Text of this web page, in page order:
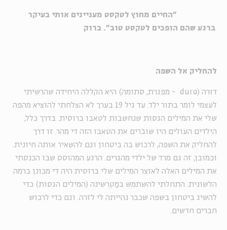
"החיים מחוץ לטקסט מעניינים אותי בעיקר
ברגע שהם הופכים לטקסט טוב". ברוק
להחליק אל השפה
דוּרה (dura - מפגרת, סתומה) היא הקללה היחידה שהרשיתי
לעצמי לומר בתור ילד. עד גיל 19 בערך לא הצלחתי להוציא מהפה
שלי את המילים הגסות שנחשבות לטאבו ברוסית. בדרך כלל,
הילדים העולים היו שוברים את הטאבו הזה די מהר. זו דרך
להחליק את השפה, לרכוש בה ביטחון וגם להשאיר אותה חיונית.
וכמובן, זה גם מרד של ילדי מהגרים. הרגע המהוסס שבו הכנסתי
את המילים האלה לאוצר המילים שלי ברוסית היה די מכונן ברמה
הלשונית. התחלתי להשתמש במַטִרְשינה (המילים הגסות) כדי
להשיג ביטחון בשפה שכבר נהייתה לי לזרה. וגם כדי לרכוש
חברים חדשים.